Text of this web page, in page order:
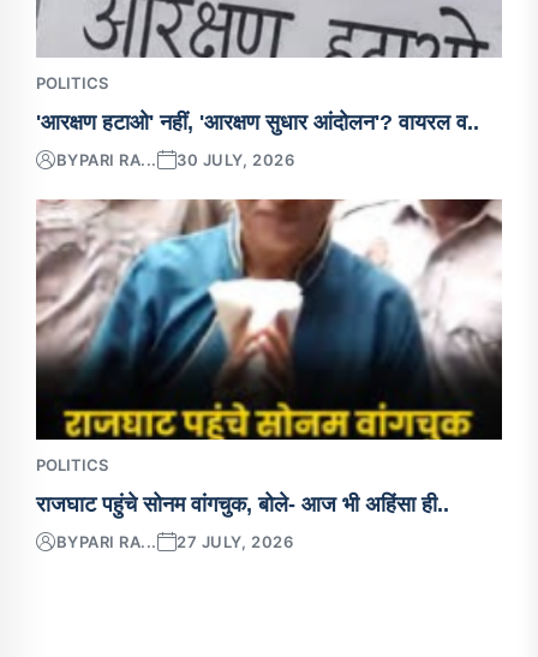
POLITICS
'आरक्षण हटाओ' नहीं, 'आरक्षण सुधार आंदोलन'? वायरल व..
BYPARI RA... 30 JULY, 2026
POLITICS
राजघाट पहुंचे सोनम वांगचुक, बोले- आज भी अहिंसा ही..
BYPARI RA... 27 JULY, 2026